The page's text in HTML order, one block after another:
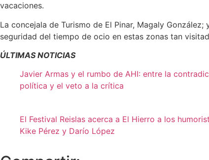
vacaciones.
La concejala de Turismo de El Pinar, Magaly
seguridad del tiempo de ocio en estas zonas tan
ÚLTIMAS NOTICIAS
Javier Armas y el rumbo de AHI: entre la
política y el veto a la crítica
El Festival Reislas acerca a El Hierro a los
Kike Pérez y Darío López